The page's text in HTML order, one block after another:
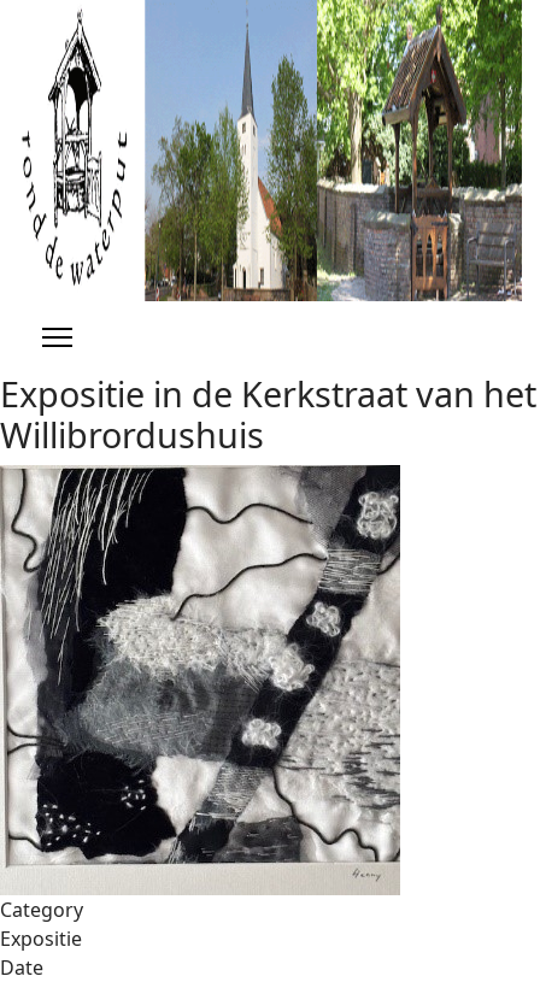
Expositie in de Kerkstraat van het
Willibrordushuis
Category
Expositie
Date
YearMonth
Year